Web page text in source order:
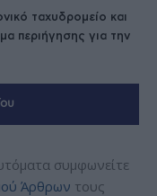
ταχυδρομείο και
περιήγησης για την
συμφωνείτε
Άρθρων τους